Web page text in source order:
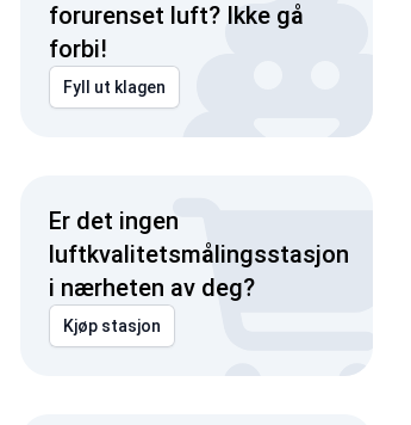
forurenset luft? Ikke gå
forbi!
Fyll ut klagen
Er det ingen
luftkvalitetsmålingsstasjon
i nærheten av deg?
Kjøp stasjon